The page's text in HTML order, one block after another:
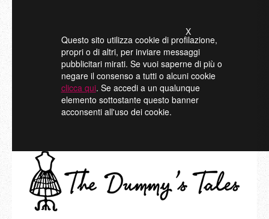
Questo sito utilizza cookie di profilazione,
propri o di altri, per inviare messaggi
pubblicitari mirati. Se vuoi saperne di più o
negare il consenso a tutti o alcuni cookie
clicca qui. Se accedi a un qualunque
elemento sottostante questo banner
acconsenti all'uso dei cookie.
X